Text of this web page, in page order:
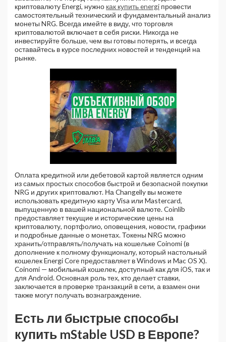
криптовалюту Energi, нужно как купить energi провести
самостоятельный технический и фундаментальный анализ
монеты NRG. Всегда имейте в виду, что торговля
криптовалютой включает в себя риски. Никогда не
инвестируйте больше, чем вы готовы потерять, и всегда
оставайтесь в курсе последних новостей и тенденций на
рынке.
Оплата кредитной или дебетовой картой является одним
из самых простых способов быстрой и безопасной покупки
NRG и других криптовалют. На Changelly вы можете
использовать кредитную карту Visa или Mastercard,
выпущенную в вашей национальной валюте. Coinlib
предоставляет текущие и исторические цены на
криптовалюту, портфолио, оповещения, новости, графики
и подробные данные о монетах. Токены NRG можно
хранить/отправлять/получать на кошельке Coinomi (в
дополнение к полному функционалу, который настольный
кошелек Energi Core предоставляет в Windows и Mac OS X).
Coinomi — мобильный кошелек, доступный как для iOS, так и
для Android. Основная роль тех, кто делает ставки,
заключается в проверке транзакций в сети, а взамен они
также могут получать вознаграждение.
Есть ли быстрые способы
купить mStable USD в Европе?